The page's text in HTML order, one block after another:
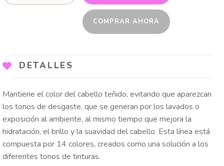
COMPRAR AHORA
DETALLES
Mantiene el color del cabello teñido, evitando que aparezcan
los tonos de desgaste, que se generan por los lavados o
exposición al ambiente, al mismo tiempo que mejora la
hidratación, el brillo y la suavidad del cabello. Esta línea está
compuesta por 14 colores, creados como una solución a los
diferentes tonos de tinturas.